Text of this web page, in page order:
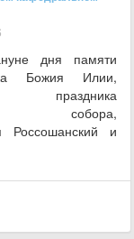
дня памяти
Божия Илии,
праздника
собора,
Россошанский и